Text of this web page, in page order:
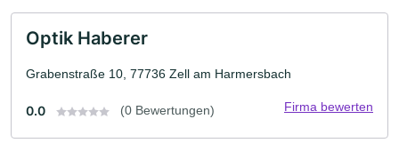
Optik Haberer
Grabenstraße 10, 77736 Zell am Harmersbach
0.0 (0 Bewertungen) Firma bewerten